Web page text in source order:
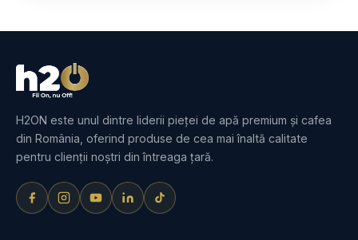
H2ON este unul dintre liderii pieței de apă premium și cafea
din România, oferind produse de cea mai înaltă calitate
pentru clienții noștri din întreaga țară.